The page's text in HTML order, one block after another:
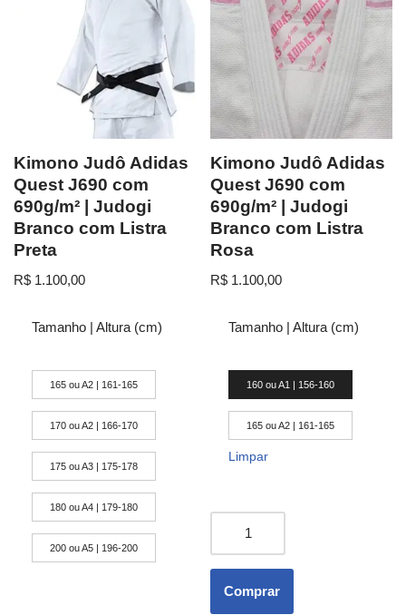
Kimono Judô Adidas
Quest J690 com
690g/m² | Judogi
Branco com Listra
Preta
R$ 1.100,00
Tamanho | Altura (cm)
165 ou A2 | 161-165
170 ou A2 | 166-170
175 ou A3 | 175-178
180 ou A4 | 179-180
200 ou A5 | 196-200
Kimono Judô Adidas
Quest J690 com
690g/m² | Judogi
Branco com Listra
Rosa
R$ 1.100,00
Tamanho | Altura (cm)
160 ou A1 | 156-160
165 ou A2 | 161-165
Limpar
Comprar